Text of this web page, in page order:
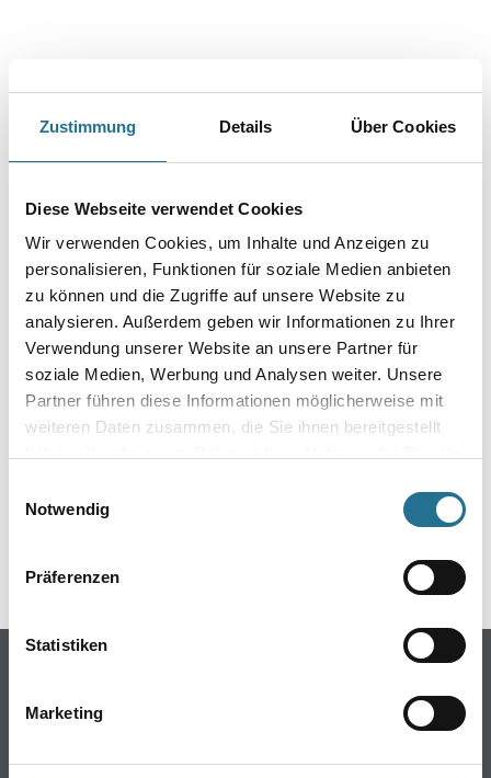
Zustimmung Details Über Cookies
Diese Webseite verwendet Cookies
Wir verwenden Cookies, um Inhalte und Anzeigen zu
personalisieren, Funktionen für soziale Medien anbieten
zu können und die Zugriffe auf unsere Website zu
analysieren. Außerdem geben wir Informationen zu Ihrer
Verwendung unserer Website an unsere Partner für
soziale Medien, Werbung und Analysen weiter. Unsere
Partner führen diese Informationen möglicherweise mit
weiteren Daten zusammen, die Sie ihnen bereitgestellt
Notwendig
Präferenzen
Statistiken
Marketing
PRODUKTEIGENSCHAFTEN
Verbrauch
2,05 Platten
ZUSATZINFOS
GEFAHRENHINWEISE
DATENBLÄTTER
SPEZIFIKATIONEN
Farben
Trockenbau